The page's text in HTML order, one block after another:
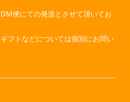
便にての発送とさせて頂いてお
フトなどについては個別にお問い